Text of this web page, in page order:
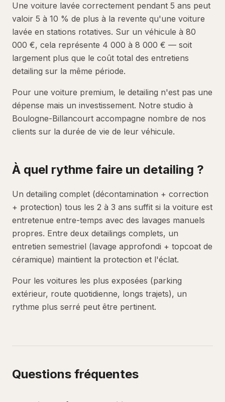
Une voiture lavée correctement pendant 5 ans peut
valoir 5 à 10 % de plus à la revente qu'une voiture
lavée en stations rotatives. Sur un véhicule à 80
000 €, cela représente 4 000 à 8 000 € — soit
largement plus que le coût total des entretiens
detailing sur la même période.
Pour une voiture premium, le detailing n'est pas une
dépense mais un investissement. Notre studio à
Boulogne-Billancourt accompagne nombre de nos
clients sur la durée de vie de leur véhicule.
À quel rythme faire un detailing ?
Un detailing complet (décontamination + correction
+ protection) tous les 2 à 3 ans suffit si la voiture est
entretenue entre-temps avec des lavages manuels
propres. Entre deux detailings complets, un
entretien semestriel (lavage approfondi + topcoat de
céramique) maintient la protection et l'éclat.
Pour les voitures les plus exposées (parking
extérieur, route quotidienne, longs trajets), un
rythme plus serré peut être pertinent.
Questions fréquentes